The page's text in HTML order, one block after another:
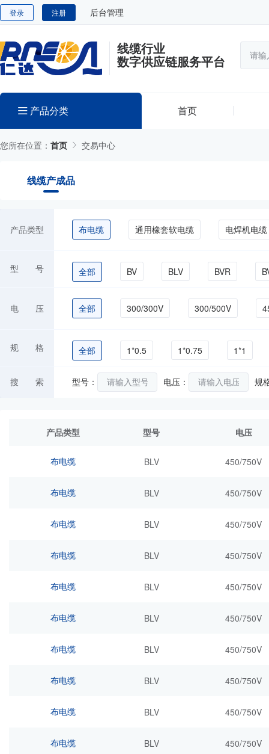
登录 注册 后台管理
线缆行业
数字供应链服务平台
产品分类 首页
您所在位置： 首页 交易中心
线缆产成品
产品类型 布电缆 通用橡套软电缆 电焊机电缆
型 号 全部 BV BLV BVR
RVB RVS RVV RVVB
电 压 全部 300/300V 300/500V
规 格 全部 1*0.5 1*0.75 1*1
1*25 1*300 1*35 1*4
3*4 4*0.75
6*0.75 6*1.5
搜 索 型号： 电压： 规
产品类型 型号 电压
布电缆 BLV 450/750V
布电缆 BLV 450/750V
布电缆 BLV 450/750V
布电缆 BLV 450/750V
布电缆 BLV 450/750V
布电缆 BLV 450/750V
布电缆 BLV 450/750V
布电缆 BLV 450/750V
布电缆 BLV 450/750V
布电缆 BLV 450/750V